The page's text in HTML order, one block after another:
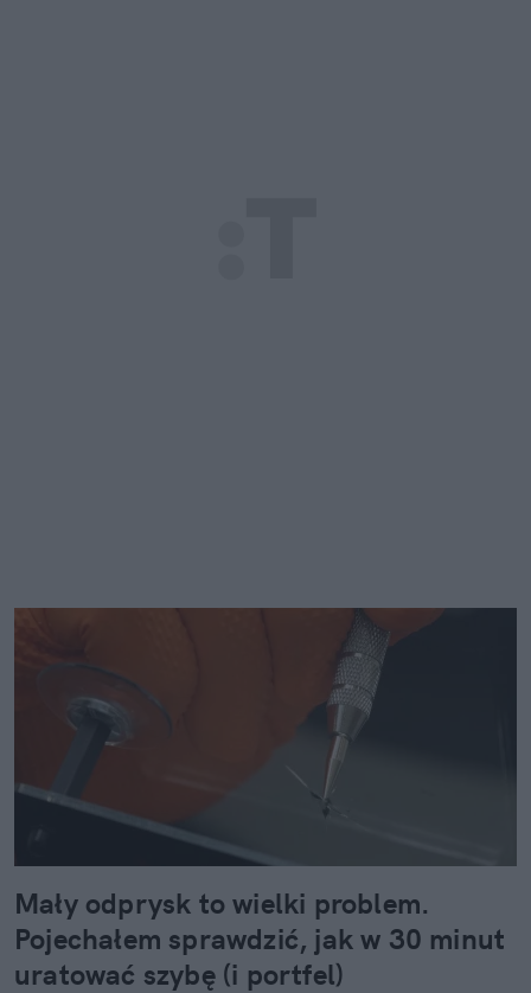
Mały odprysk to wielki problem.
Pojechałem sprawdzić, jak w 30 minut
uratować szybę (i portfel)